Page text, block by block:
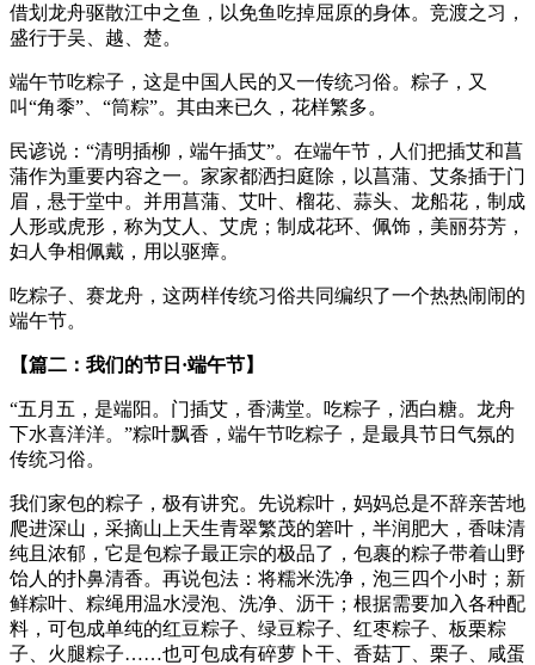
借划龙舟驱散江中之鱼，以免鱼吃掉屈原的身体。竞渡之习，
盛行于吴、越、楚。
端午节吃粽子，这是中国人民的又一传统习俗。粽子，又
叫“角黍”、“筒粽”。其由来已久，花样繁多。
民谚说：“清明插柳，端午插艾”。在端午节，人们把插艾和菖
蒲作为重要内容之一。家家都洒扫庭除，以菖蒲、艾条插于门
眉，悬于堂中。并用菖蒲、艾叶、榴花、蒜头、龙船花，制成
人形或虎形，称为艾人、艾虎；制成花环、佩饰，美丽芬芳，
妇人争相佩戴，用以驱瘴。
吃粽子、赛龙舟，这两样传统习俗共同编织了一个热热闹闹的
端午节。
【篇二：我们的节日·端午节】
“五月五，是端阳。门插艾，香满堂。吃粽子，洒白糖。龙舟
下水喜洋洋。”粽叶飘香，端午节吃粽子，是最具节日气氛的
传统习俗。
我们家包的粽子，极有讲究。先说粽叶，妈妈总是不辞亲苦地
爬进深山，采摘山上天生青翠繁茂的箬叶，半润肥大，香味清
纯且浓郁，它是包粽子最正宗的极品了，包裹的粽子带着山野
饴人的扑鼻清香。再说包法：将糯米洗净，泡三四个小时；新
鲜粽叶、粽绳用温水浸泡、洗净、沥干；根据需要加入各种配
料，可包成单纯的红豆粽子、绿豆粽子、红枣粽子、板栗粽
子、火腿粽子……也可包成有碎萝卜干、香菇丁、栗子、咸蛋